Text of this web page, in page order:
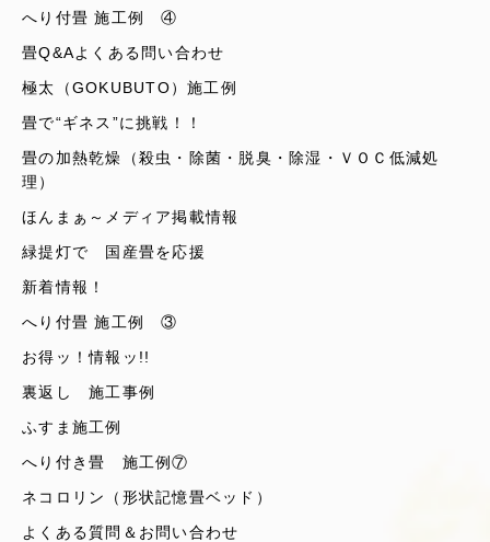
へり付畳 施工例 ④
畳Q&Aよくある問い合わせ
極太（GOKUBUTO）施工例
畳で“ギネス”に挑戦！！
畳の加熱乾燥（殺虫・除菌・脱臭・除湿・ＶＯＣ低減処
理）
ほんまぁ～メディア掲載情報
緑提灯で 国産畳を応援
新着情報！
へり付畳 施工例 ③
お得ッ！情報ッ!!
裏返し 施工事例
ふすま施工例
へり付き畳 施工例⑦
ネコロリン（形状記憶畳ベッド）
よくある質問＆お問い合わせ